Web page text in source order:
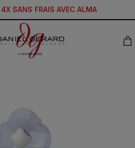
SANS FRAIS AVEC ALMA